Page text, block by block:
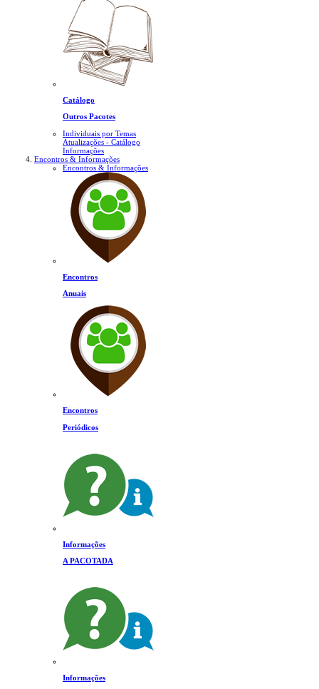
Catálogo
Outros Pacotes
Individuais por Temas
Atualizações - Catálogo
Informações
Encontros & Informações
Encontros & Informações
Encontros
Anuais
Encontros
Periódicos
Informações
A PACOTADA
Informações